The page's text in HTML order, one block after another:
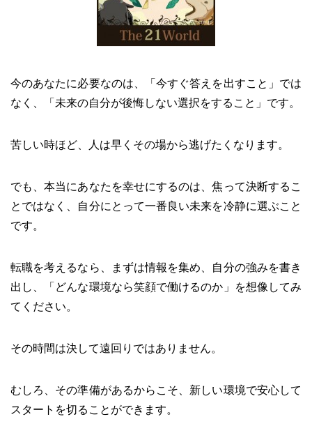
今のあなたに必要なのは、「今すぐ答えを出すこと」では
なく、「未来の自分が後悔しない選択をすること」です。
苦しい時ほど、人は早くその場から逃げたくなります。
でも、本当にあなたを幸せにするのは、焦って決断するこ
とではなく、自分にとって一番良い未来を冷静に選ぶこと
です。
転職を考えるなら、まずは情報を集め、自分の強みを書き
出し、「どんな環境なら笑顔で働けるのか」を想像してみ
てください。
その時間は決して遠回りではありません。
むしろ、その準備があるからこそ、新しい環境で安心して
スタートを切ることができます。